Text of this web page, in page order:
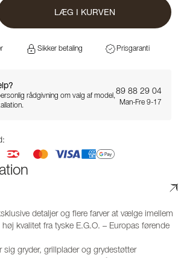
LÆG I KURVEN
Sikker betaling Prisgaranti
rådgivning om valg af model,
89 88 29 04
Man-Fre 9-17
detaljer og flere farver at vælge imellem
kvalitet fra tyske E.G.O. – Europas førende
sig gryder, grillplader og grydestøtter